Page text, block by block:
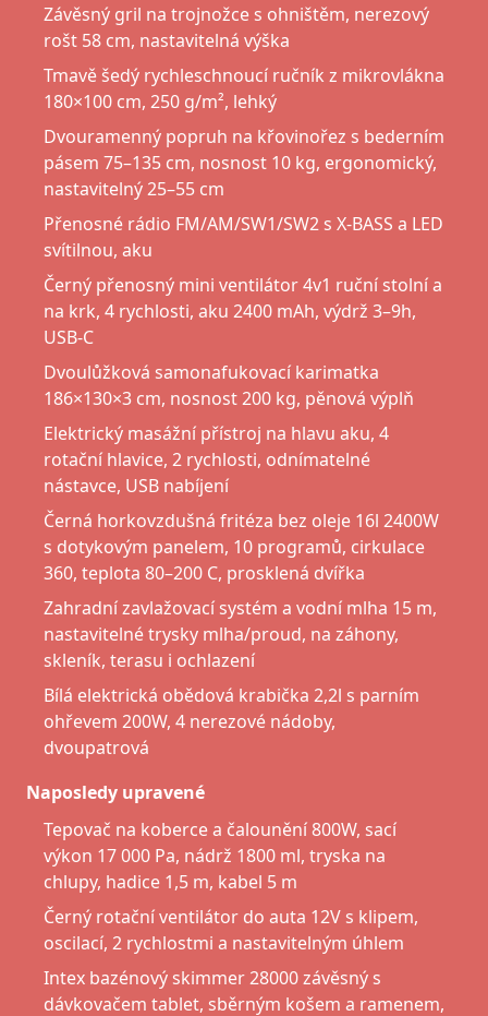
Závěsný gril na trojnožce s ohništěm, nerezový
rošt 58 cm, nastavitelná výška
Tmavě šedý rychleschnoucí ručník z mikrovlákna
180×100 cm, 250 g/m², lehký
Dvouramenný popruh na křovinořez s bederním
pásem 75–135 cm, nosnost 10 kg, ergonomický,
nastavitelný 25–55 cm
Přenosné rádio FM/AM/SW1/SW2 s X-BASS a LED
svítilnou, aku
Černý přenosný mini ventilátor 4v1 ruční stolní a
na krk, 4 rychlosti, aku 2400 mAh, výdrž 3–9h,
USB-C
Dvoulůžková samonafukovací karimatka
186×130×3 cm, nosnost 200 kg, pěnová výplň
Elektrický masážní přístroj na hlavu aku, 4
rotační hlavice, 2 rychlosti, odnímatelné
nástavce, USB nabíjení
Černá horkovzdušná fritéza bez oleje 16l 2400W
s dotykovým panelem, 10 programů, cirkulace
360, teplota 80–200 C, prosklená dvířka
Zahradní zavlažovací systém a vodní mlha 15 m,
nastavitelné trysky mlha/proud, na záhony,
skleník, terasu i ochlazení
Bílá elektrická obědová krabička 2,2l s parním
ohřevem 200W, 4 nerezové nádoby,
dvoupatrová
Naposledy upravené
Tepovač na koberce a čalounění 800W, sací
výkon 17 000 Pa, nádrž 1800 ml, tryska na
chlupy, hadice 1,5 m, kabel 5 m
Černý rotační ventilátor do auta 12V s klipem,
oscilací, 2 rychlostmi a nastavitelným úhlem
Intex bazénový skimmer 28000 závěsný s
dávkovačem tablet, sběrným košem a ramenem,